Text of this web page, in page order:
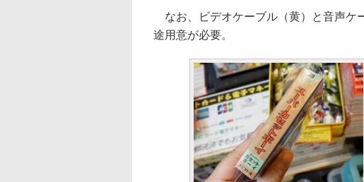
なお、ビデオケーブル（黄）と音声ケ
途用意が必要。